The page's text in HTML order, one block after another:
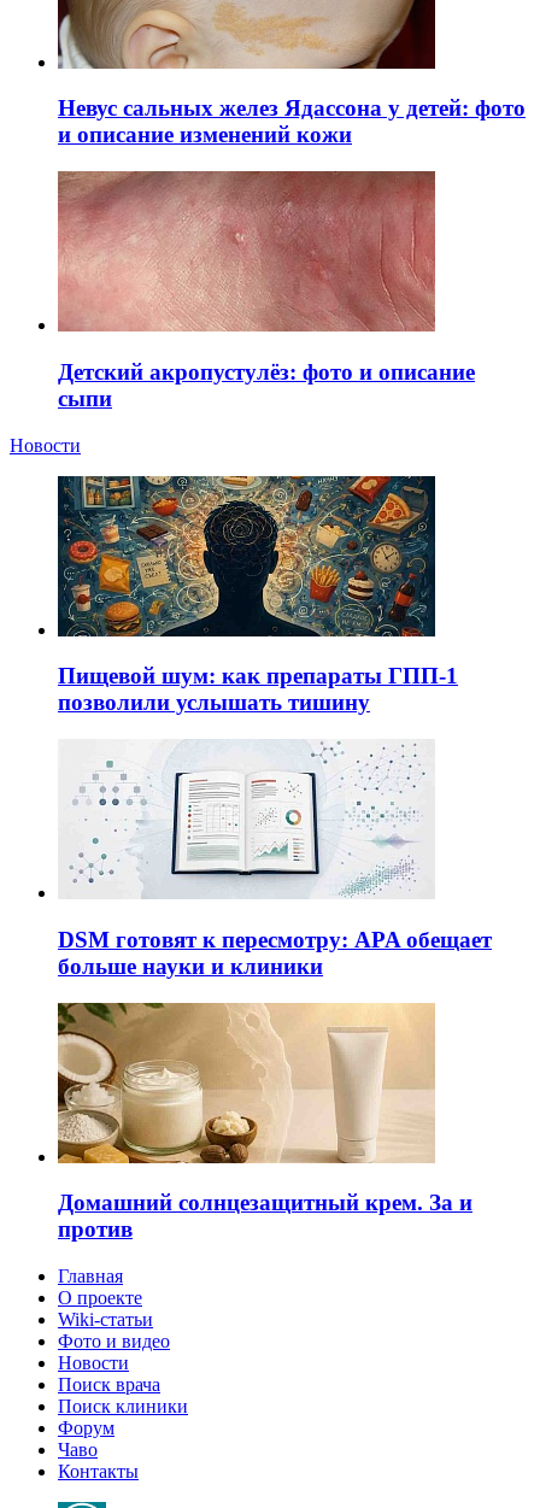
Невус сальных желез Ядассона у детей: фото
и описание изменений кожи
Детский акропустулёз: фото и описание
сыпи
Новости
Пищевой шум: как препараты ГПП-1
позволили услышать тишину
DSM готовят к пересмотру: APA обещает
больше науки и клиники
Домашний солнцезащитный крем. За и
против
Главная
О проекте
Wiki-статьи
Фото и видео
Новости
Поиск врача
Поиск клиники
Форум
Чаво
Контакты